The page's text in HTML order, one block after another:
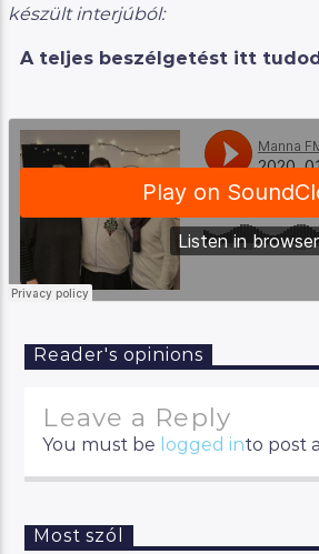
készült interjúból:
A teljes beszélgetést itt
Reader's opinions
Leave a Reply
You must be logged into post
Most szól